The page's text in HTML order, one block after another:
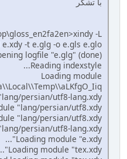
-L
-t e.glg -o e.gls e.glo
logfile "e.glg" (done)
Reading indexstyle...
Loading module
persian/utf8-lang.xdy"...
"lang/persian/utf8.xdy"...
"lang/persian/utf8.xdy".
persian/utf8-lang.xdy".
Loading module "e.xdy"...
Loading module "tex.xdy"...